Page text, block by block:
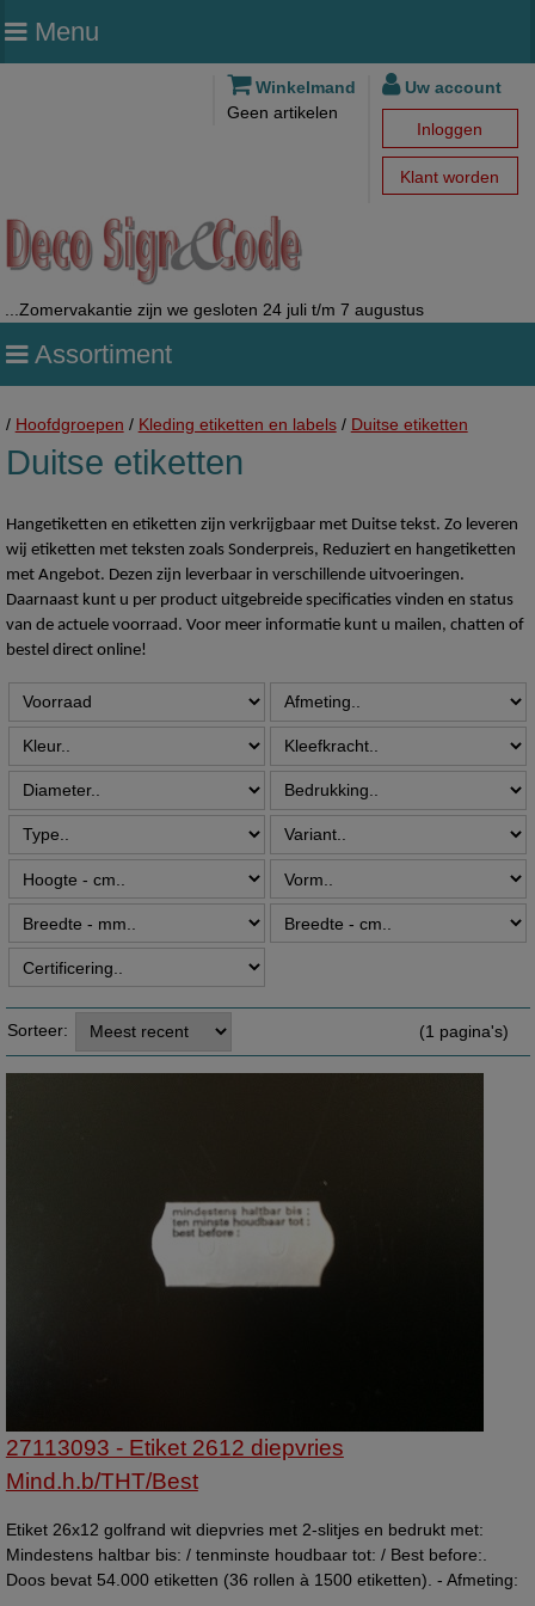
Menu
Winkelmand
Geen artikelen
Uw account
Inloggen
Klant worden
...Zomervakantie zijn we gesloten 24 juli t/m 7 augustus
Assortiment
/ Hoofdgroepen / Kleding etiketten en labels/ Duitse etiketten
Duitse etiketten
Hangetiketten en etiketten zijn verkrijgbaar met Duitse tekst. Zo leveren
wij etiketten met teksten zoals Sonderpreis, Reduziert en hangetiketten
met Angebot. Dezen zijn leverbaar in verschillende uitvoeringen.
Daarnaast kunt u per product uitgebreide specificaties vinden en status
van de actuele voorraad. Voor meer informatie kunt u mailen, chatten of
bestel direct online!
Sorteer: (1 pagina's)
27113093 - Etiket 2612 diepvries
Mind.h.b/THT/Best
Etiket 26x12 golfrand wit diepvries met 2-slitjes en bedrukt met:
Mindestens haltbar bis: / tenminste houdbaar tot: / Best before:.
Doos bevat 54.000 etiketten (36 rollen à 1500 etiketten). - Afmeting: